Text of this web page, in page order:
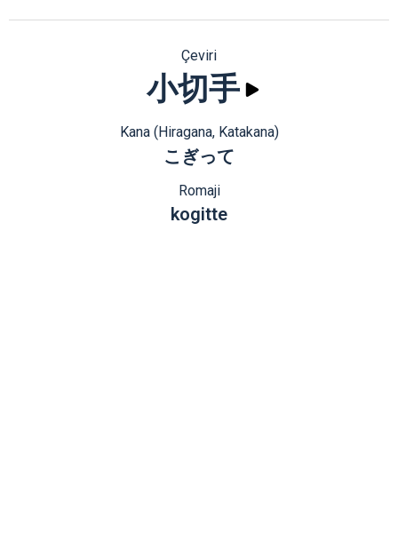
Çeviri
小切手
Kana (Hiragana, Katakana)
こぎって
Romaji
kogitte